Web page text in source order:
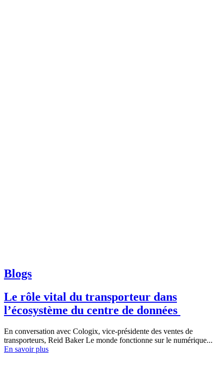
Blogs
Le rôle vital du transporteur dans
l’écosystème du centre de données
En conversation avec Cologix, vice-présidente des ventes de
transporteurs, Reid Baker Le monde fonctionne sur le numérique...
En savoir plus